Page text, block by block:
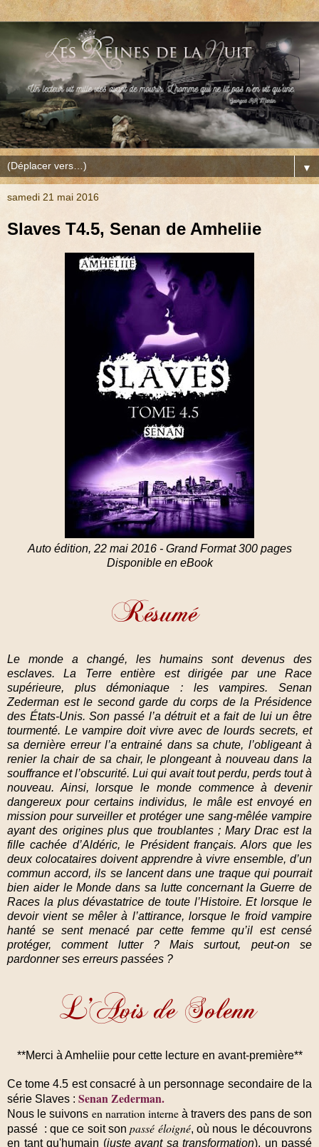
▼
samedi 21 mai 2016
Slaves T4.5, Senan de Amheliie
Auto édition, 22 mai 2016 - Grand Format 300 pages
Disponible en eBook
Le monde a changé, les humains sont devenus des
esclaves. La Terre entière est dirigée par une Race
supérieure, plus démoniaque : les vampires. Senan
Zederman est le second garde du corps de la Présidence
des États-Unis. Son passé l’a détruit et a fait de lui un être
tourmenté. Le vampire doit vivre avec de lourds secrets, et
sa dernière erreur l’a entrainé dans sa chute, l’obligeant à
renier la chair de sa chair, le plongeant à nouveau dans la
souffrance et l’obscurité. Lui qui avait tout perdu, perds tout à
nouveau. Ainsi, lorsque le monde commence à devenir
dangereux pour certains individus, le mâle est envoyé en
mission pour surveiller et protéger une sang-mêlée vampire
ayant des origines plus que troublantes ; Mary Drac est la
fille cachée d’Aldéric, le Président français. Alors que les
deux colocataires doivent apprendre à vivre ensemble, d’un
commun accord, ils se lancent dans une traque qui pourrait
bien aider le Monde dans sa lutte concernant la Guerre de
Races la plus dévastatrice de toute l’Histoire. Et lorsque le
devoir vient se mêler à l’attirance, lorsque le froid vampire
hanté se sent menacé par cette femme qu’il est censé
protéger, comment lutter ? Mais surtout, peut-on se
pardonner ses erreurs passées ?
**Merci à Amheliie pour cette lecture en avant-première**
Ce tome 4.5 est consacré à un personnage secondaire de la
série Slaves : Senan Zederman.
Nous le suivons en narration interneà travers des pans de son
passé : que ce soit sonpassé éloigné, où nous le découvrons
en tant qu'humain (juste avant sa transformation), un passé